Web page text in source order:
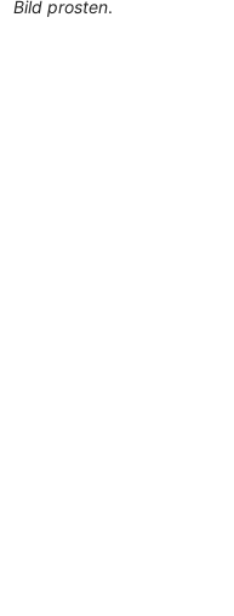
Bild prosten.